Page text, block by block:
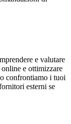
e valutare
e ottimizzare
confrontiamo i tuoi
esterni se